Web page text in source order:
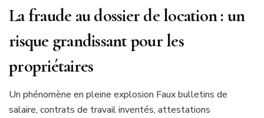
La fraude au dossier de location : un
risque grandissant pour les
propriétaires
Un phénomène en pleine explosion Faux bulletins de
salaire, contrats de travail inventés, attestations